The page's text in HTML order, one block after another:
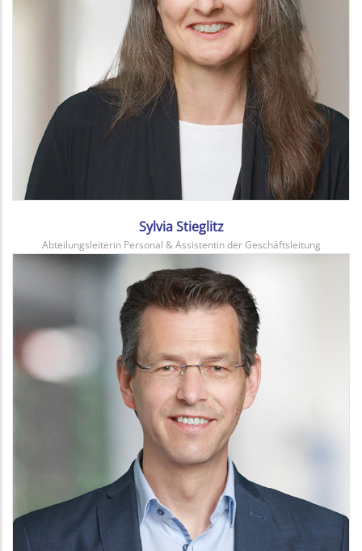
Sylvia Stieglitz
Abteilungsleiterin Personal & Assistentin der Geschäftsleitung